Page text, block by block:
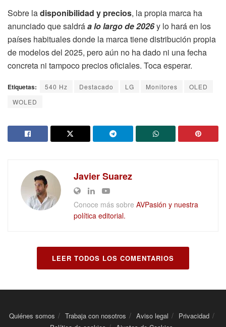
Sobre ladisponibilidad y precios, la propia marca ha
anunciado que saldráa lo largo de 2026y lo hará en los
países habituales donde la marca tiene distribución propia
de modelos del 2025, pero aún no ha dado ni una fecha
concreta ni tampoco precios oficiales. Toca esperar.
Etiquetas: 540 Hz Destacado LG Monitores
OLED
WOLED
Javier Suarez
Conoce más sobre AVPasión y nuestra
política editorial.
LEER TODOS LOS COMENTARIOS
Quiénes somos Trabaja con nosotros Aviso legal
Privacidad